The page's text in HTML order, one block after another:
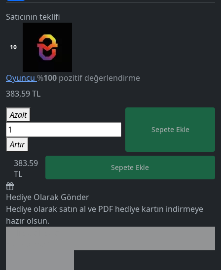
5.0
Satıcının teklifi
10
Oyuncu %100 pozitif değerlendirme
383,59TL
Azalt
Artır
Sepete Ekle
383.59
TL
Sepete Ekle
Hediye Olarak Gönder
Hediye olarak satın al ve PDF hediye kartın indirmeye
hazır olsun.